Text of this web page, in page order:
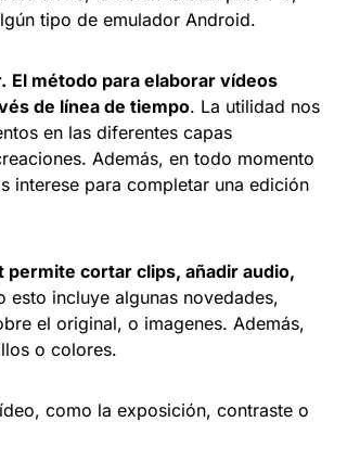
tipo de emulador Android.
El método para elaborar vídeos
de línea de tiempo. La utilidad nos
en las diferentes capas
Además, en todo momento
interese para completar una edición
permite cortar clips, añadir audio,
esto incluye algunas novedades,
el original, o imagenes. Además,
o colores.
como la exposición, contraste o